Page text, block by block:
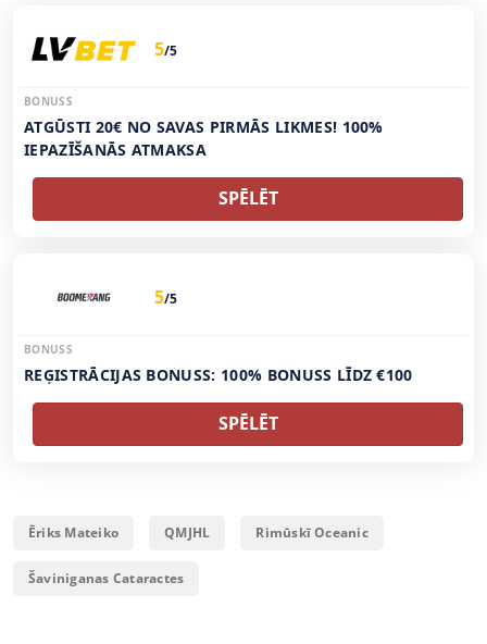
5/5
BONUSS
ATGŪSTI 20€ NO SAVAS PIRMĀS LIKMES! 100%
IEPAZĪŠANĀS ATMAKSA
SPĒLĒT
5/5
BONUSS
REĢISTRĀCIJAS BONUSS: 100% BONUSS LĪDZ €100
SPĒLĒT
Ēriks Mateiko QMJHL Rimūskī Oceanic
Šaviniganas Cataractes